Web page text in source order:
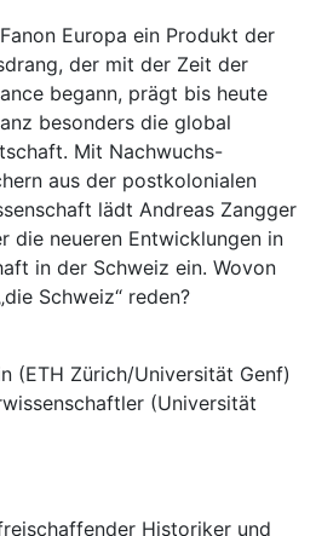
Europa ein Produkt der
der mit der Zeit der
begann, prägt bis heute
besonders die global
Mit Nachwuchs-
aus der postkolonialen
lädt Andreas Zangger
die neueren Entwicklungen in
in der Schweiz ein. Wovon
Schweiz“ reden?
(ETH Zürich/Universität Genf)
(Universität
Historiker und